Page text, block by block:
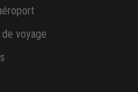
voyage